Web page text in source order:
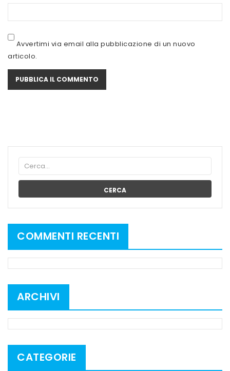
SYFORM
VOLCHEM
WHY NATURE
WHY SPORT
Avvertimi via email alla pubblicazione di un nuovo
articolo.
CERCA
COMMENTI RECENTI
ARCHIVI
CATEGORIE